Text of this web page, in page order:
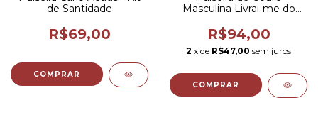
de Santidade
R$69,00
Masculina Livrai-me do
R$94,00
2 x de R$47,00 sem juros
COMPRAR